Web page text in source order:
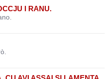
I RANU.